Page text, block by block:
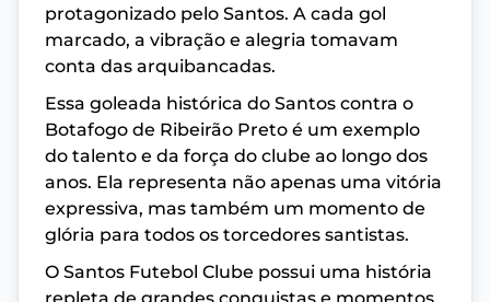
protagonizado pelo Santos. A cada gol
marcado, a vibração e alegria tomavam
conta das arquibancadas.
Essa goleada histórica do Santos contra o
Botafogo de Ribeirão Preto é um exemplo
do talento e da força do clube ao longo dos
anos. Ela representa não apenas uma vitória
expressiva, mas também um momento de
glória para todos os torcedores santistas.
O Santos Futebol Clube possui uma história